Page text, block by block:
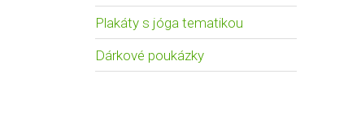
Plakáty s jóga tematikou
Dárkové poukázky